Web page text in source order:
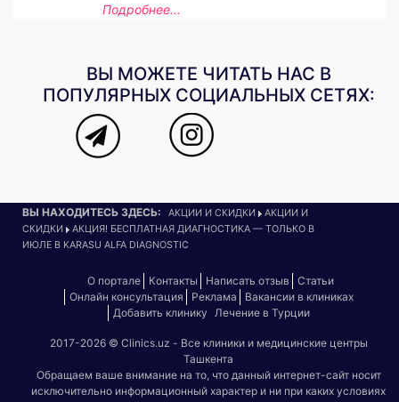
Подробнее...
ВЫ МОЖЕТЕ ЧИТАТЬ НАС В
ПОПУЛЯРНЫХ СОЦИАЛЬНЫХ СЕТЯХ:
ВЫ НАХОДИТЕСЬ ЗДЕСЬ: АКЦИИ И СКИДКИ
АКЦИИ И
СКИДКИ
АКЦИЯ! БЕСПЛАТНАЯ ДИАГНОСТИКА — ТОЛЬКО В
ИЮЛЕ В KARASU ALFA DIAGNOSTIC
О портале Контакты Написать отзыв
Статьи
Онлайн консультация
Реклама
Вакансии в клиниках
Добавить клинику
Лечение в Турции
2017-2026 © Clinics.uz - Все клиники и медицинские центры
Ташкента
Обращаем ваше внимание на то, что данный интернет-сайт носит
исключительно информационный характер и ни при каких условиях